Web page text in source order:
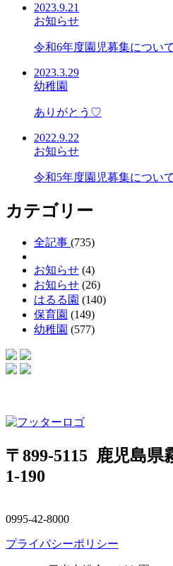
2023.9.21
お知らせ
令和6年度園児募集について
2023.3.29
幼稚園
ありがとう♡
2022.9.22
お知らせ
令和5年度園児募集について
カテゴリー
全記事 (735)
お知らせ (4)
お知らせ (26)
はるる園 (140)
保育園 (149)
幼稚園 (577)
〒899-5115 鹿児島県
1-190
0995-42-8000
プライバシーポリシー